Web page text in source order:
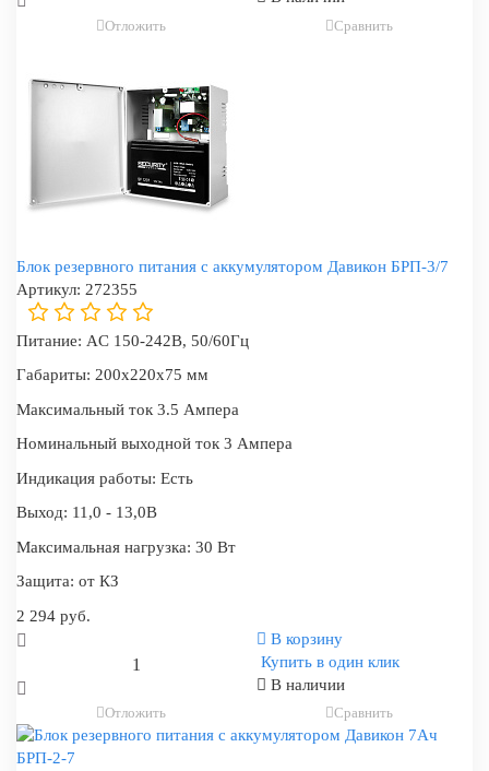
Отложить Сравнить
Блок резервного питания с аккумулятором Давикон БРП-3/7
Артикул: 272355
Питание: AC 150-242В, 50/60Гц
Габариты: 200x220x75 мм
Максимальный ток 3.5 Ампера
Номинальный выходной ток 3 Ампера
Индикация работы: Есть
Выход: 11,0 - 13,0В
Максимальная нагрузка: 30 Вт
Защита: от КЗ
2 294 руб.
В корзину
Купить в один клик
В наличии
Отложить Сравнить